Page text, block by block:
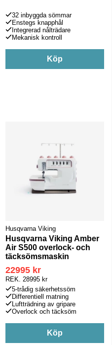
32 inbyggda sömmar
Enstegs knapphål
Integrerad nålträdare
Mekanisk kontroll
Köp
Husqvarna Viking
Husqvarna Viking Amber
Air S500 overlock- och
täcksömsmaskin
22995 kr
REK. 28995 kr
5-trådig säkerhetssöm
Differentiell matning
Luftträdning av gripare
Overlock och täcksöm
Köp